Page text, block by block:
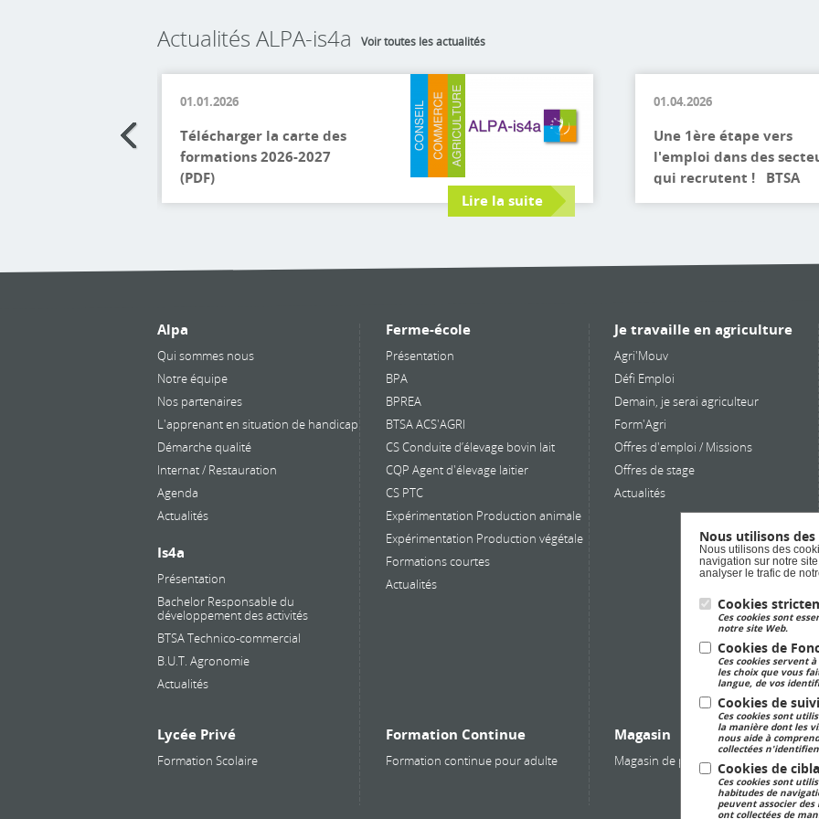
Actualités ALPA-is4a Voir toutes les actualités
01.01.2026
Télécharger la carte des
formations 2026-2027
(PDF)
Lire la suite
01.04.2026
Une 1ère étape vers
l'emploi dans des
qui recrutent ! BTSA
ACS’Agri Deviens acteur
cursus BTSA Technico-
Découvrir le cursus
rémunérée Une voie
directe vers l’emploi
des secteurs porteurs
Forme-toi autrement,
deviens un véritable pro
en 2 ans ! INSCRIS-TOI
ICI ! Besoin d'infos ? 06
42 28 02 ou
recrutement@alpa-
Alpa
Qui sommes nous
Notre équipe
Nos partenaires
L'apprenant en situation de handicap
Démarche qualité
Internat / Restauration
Agenda
Actualités
Is4a
Présentation
Bachelor Responsable du
développement des activités
BTSA Technico-commercial
B.U.T. Agronomie
Actualités
Ferme-école
Présentation
BPA
BPREA
BTSA ACS'AGRI
CS Conduite d’élevage bovin lait
CQP Agent d'élevage laitier
CS PTC
Expérimentation Production animale
Expérimentation Production végétale
Formations courtes
Actualités
Je travaille en agriculture
Agri'Mouv
Défi Emploi
Demain, je serai agriculteur
Form'Agri
Offres d'emploi / Missions
Offres de stage
Actualités
Lycée Privé
Formation Scolaire
Formation Continue
Formation continue pour adulte
Magasin
Magasin de produits fermiers
Nous utilisons des
Nous utilisons des
navigation sur notre
analyser le trafic de
Cookies
Ces cookies sont
notre site Web.
Cookies de
Ces cookies servent
les choix que vous
langue, de vos
Cookies de
Ces cookies sont
la manière dont les
nous aide à
collectées
Cookies de
Ces cookies sont
habitudes de
peuvent associer
ont collectées de